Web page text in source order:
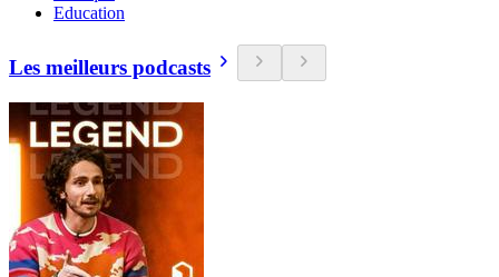
Education
Les meilleurs podcasts